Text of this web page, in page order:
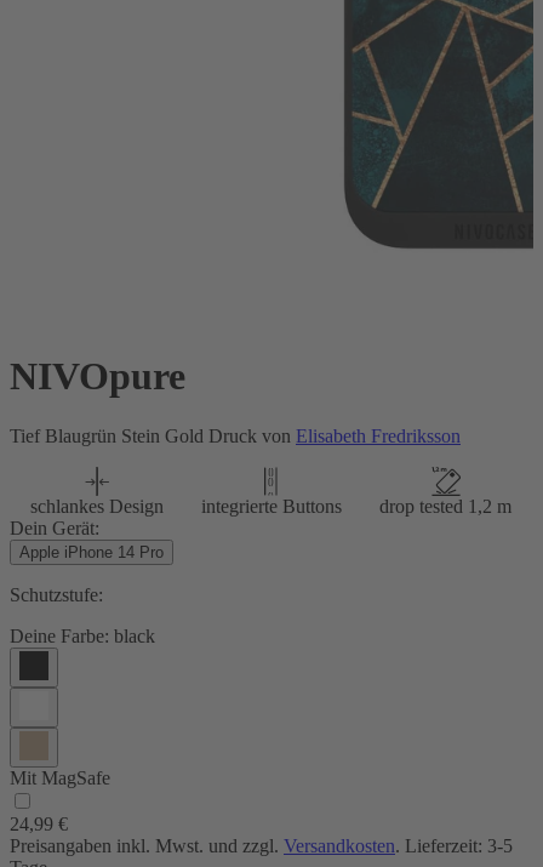
NIVOpure
Tief Blaugrün Stein Gold Druck von Elisabeth Fredriksson
schlankes Design integrierte Buttons
drop tested 1,2 m
Dein Gerät:
Apple iPhone 14 Pro
Schutzstufe:
Deine Farbe: black
Mit MagSafe
24,99 €
Preisangaben inkl. Mwst. und zzgl. Versandkosten. Lieferzeit: 3-5